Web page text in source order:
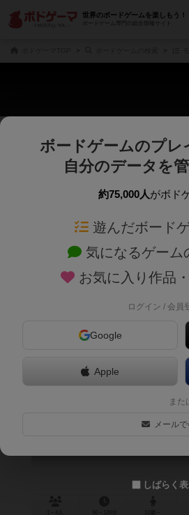
世界のボードゲームを楽しもう！
ボードゲーム専門の総合情報サイト
じっくり表示
商品名、商品説明文、デザイナー名、テ
対象年齢を指定します。
南チグリスの発明家
ボードゲームのプレ
自分のデータを
約75,000人がボド
遊んだボード
気になるゲーム
お気に入り作品
ログイン / 会員
Google
Apple
また
メール
しばらく